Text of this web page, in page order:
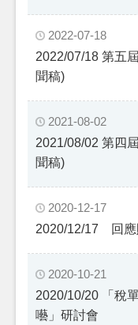
2022-07-18
2022/07/18 第五
聞稿)
2021-08-02
2021/08/02 第四
聞稿)
2020-12-17
2020/12/17 回應
2020-10-21
2020/10/20 「稅
囈」研討會